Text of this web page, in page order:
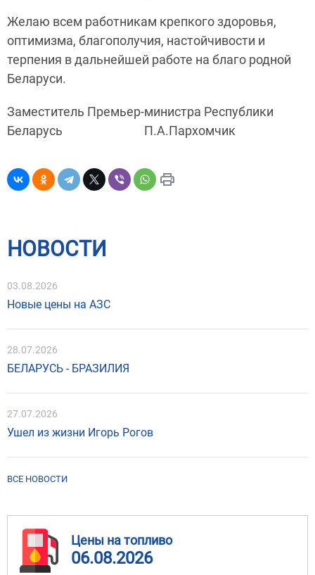
Желаю всем работникам крепкого здоровья,
оптимизма, благополучия, настойчивости и
терпения в дальнейшей работе на благо родной
Беларуси.
Заместитель Премьер-министра Республики
Беларусь П.А.Пархомчик
НОВОСТИ
03.08.2026
Новые цены на АЗС
28.07.2026
БЕЛАРУСЬ - БРАЗИЛИЯ
27.07.2026
Ушел из жизни Игорь Рогов
ВСЕ НОВОСТИ
Цены на топливо
06.08.2026